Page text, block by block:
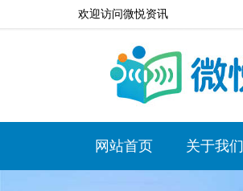
欢迎访问微悦资讯
网站首页 关于我们